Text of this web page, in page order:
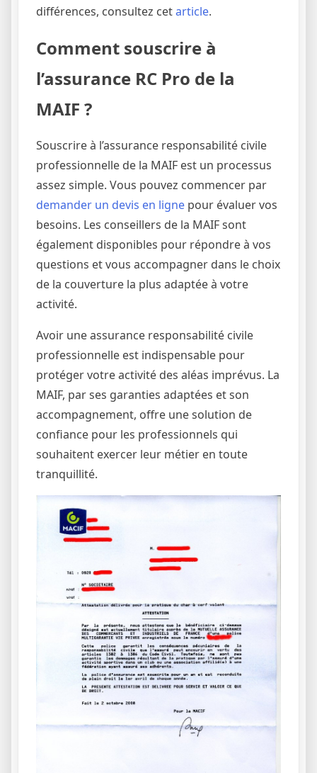
différences, consultez cetarticle.
Comment souscrire à
l’assurance RC Pro de la
MAIF ?
Souscrire à l’assurance responsabilité civile
professionnelle de la MAIF est un processus
assez simple. Vous pouvez commencer par
demander un devis en ligne pour évaluer vos
besoins. Les conseillers de la MAIF sont
également disponibles pour répondre à vos
questions et vous accompagner dans le choix
de la couverture la plus adaptée à votre
activité.
Avoir une assurance responsabilité civile
professionnelle est indispensable pour
protéger votre activité des aléas imprévus. La
MAIF, par ses garanties adaptées et son
accompagnement, offre une solution de
confiance pour les professionnels qui
souhaitent exercer leur métier en toute
tranquillité.